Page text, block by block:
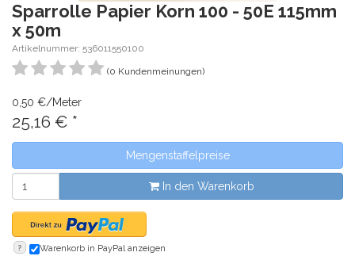
Sparrolle Papier Korn 100 - 50E 115mm
x 50m
Artikelnummer: 536011550100
(0 Kundenmeinungen)
0,50 €/Meter
25,16 € *
Mengenstaffelpreise
In den Warenkorb
? Warenkorb in PayPal anzeigen